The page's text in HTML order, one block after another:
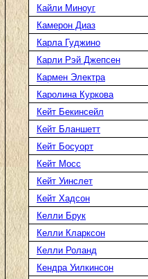
Кайли Миноуг
Камерон Диаз
Карла Гуджино
Карли Рэй Джепсен
Кармен Электра
Каролина Куркова
Кейт Бекинсейл
Кейт Бланшетт
Кейт Босуорт
Кейт Мосс
Кейт Уинслет
Кейт Хадсон
Келли Брук
Келли Кларксон
Келли Роланд
Кендра Уилкинсон